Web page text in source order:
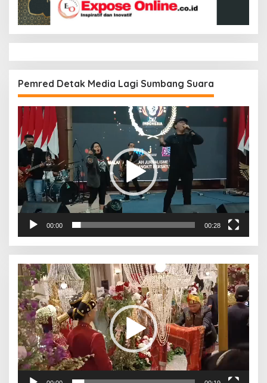
Pemred Detak Media Lagi Sumbang Suara
Pemutar
00:00 00:28
Pemutar
Video